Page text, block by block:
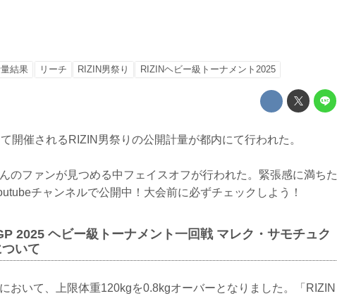
結果 リーチ RIZIN男祭り RIZINヘビー級トーナメント2025
開催されるRIZIN男祭りの公開計量が都内にて行われた。
のファンが見つめる中フェイスオフが行われた。緊張感に満ちた
チャンネルで公開中！大会前に必ずチェックしよう！
2025 ヘビー級トーナメント一回戦 マレク・サモチュク
いて
おいて、上限体重120kgを0.8kgオーバーとなりました。「RIZIN